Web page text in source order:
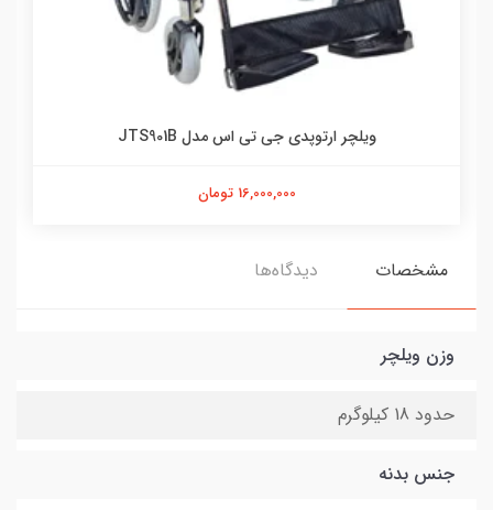
ویلچر ارتوپدی جی تی اس مدل JTS901B
16,000,000 تومان
مشخصات دیدگاه‌ها
وزن ویلچر
حدود 18 کیلوگرم
جنس بدنه